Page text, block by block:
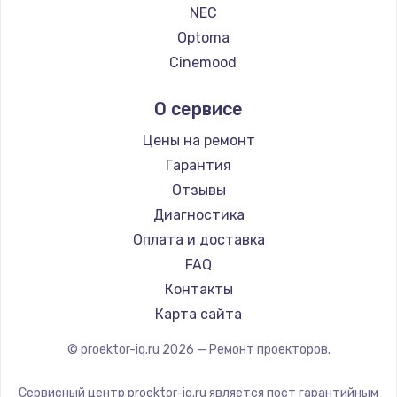
Замена SSD
Заказать
Восстановление данных
990 руб.
Заказать
Замена USB порта
1060 руб.
Заказать
1100 руб.
NEC
Optoma
Cinemood
Barco
Xgimi
Canon
JVC
Casio
Hiper
HITACHI
Panasonic
Hisense
О сервисе
Цены на ремонт
Гарантия
Отзывы
Диагностика
Оплата и доставка
FAQ
Контакты
Карта сайта
© proektor-iq.ru 2026 — Ремонт проекторов.
Сервисный центр proektor-iq.ru является пост гарантийным